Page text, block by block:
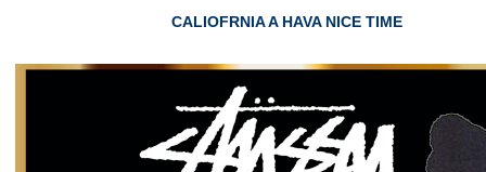
CALIOFRNIA A HAVA NICE TIME